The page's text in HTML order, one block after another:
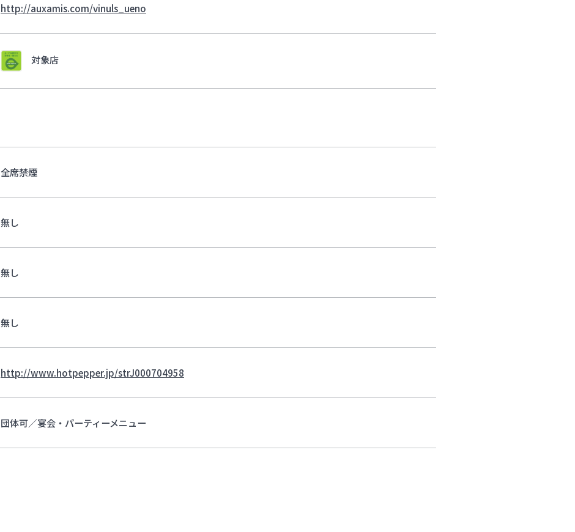
http://auxamis.com/vinuls_ueno
対象店
全席禁煙
無し
無し
無し
http://www.hotpepper.jp/strJ000704958
団体可／宴会・パーティーメニュー